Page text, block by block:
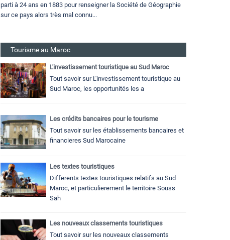
parti à 24 ans en 1883 pour renseigner la Société de Géographie
sur ce pays alors très mal connu...
Tourisme au Maroc
L'investissement touristique au Sud Maroc
Tout savoir sur L'investissement touristique au
Sud Maroc, les opportunités les a
Les crédits bancaires pour le tourisme
Tout savoir sur les établissements bancaires et
financieres Sud Marocaine
Les textes touristiques
Differents textes touristiques relatifs au Sud
Maroc, et particulierement le territoire Souss
Sah
Les nouveaux classements touristiques
Tout savoir sur les nouveaux classements